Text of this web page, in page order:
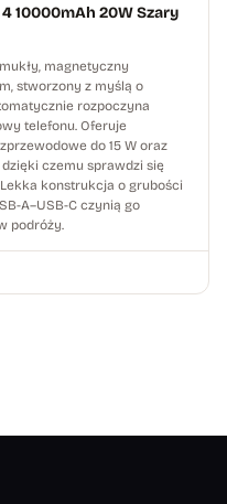
10000mAh 20W Szary
magnetyczny
stworzony z myślą o
rozpoczyna
telefonu. Oferuje
do 15 W oraz
dzięki czemu sprawdzi się
konstrukcja o grubości
A–USB-C czynią go
podróży.